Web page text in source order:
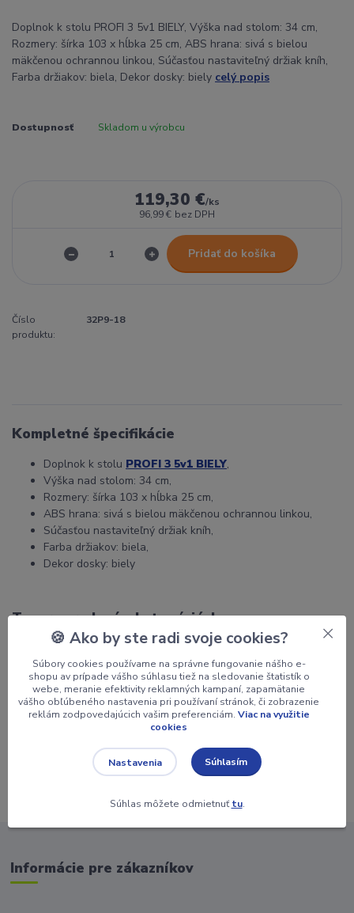
Doplnok k stolu PROFI 3 5v1 BIELY, Výška nad stolom: 34 cm,
Rozmery: šírka 103 x hĺbka 25 cm, ABS hrana: sivá s bielou
mäkčenou ochrannou linkou, Súčasťou nastaviteľný držiak kníh,
Farba držiakov: biela, Dekor dosky: biely celý popis
Dostupnosť Skladom u výrobcu
119,30 €/ks
96,99 € bez DPH
Pridať do košíka
Číslo
produktu:
32P9-18
Kompletné špecifikácie
Doplnok k stolu PROFI 3 5v1 BIELY,
Výška nad stolom: 34 cm,
Rozmery: šírka 103 x hĺbka 25 cm,
ABS hrana: sivá s bielou mäkčenou ochrannou linkou,
Súčasťou nastaviteľný držiak kníh,
Farba držiakov: biela,
Dekor dosky: biely
Tovar zaradený v kategóriách
DOPLNKY k stolom a stoličkám
Potrebujete poradiť?
info@spinalis-stolicky.sk
Informácie pre zákazníkov
🍪 Ako by ste radi svoje cookies?
Súbory cookies používame na správne fungovanie nášho e-
shopu av prípade vášho súhlasu tiež na sledovanie štatistík o
webe, meranie efektivity reklamných kampaní, zapamätanie
vášho obľúbeného nastavenia pri používaní stránok, či zobrazenie
reklám zodpovedajúcich vašim preferenciám. Viac na využitie
cookies
Nastavenia Súhlasím
Súhlas môžete odmietnuťtu.